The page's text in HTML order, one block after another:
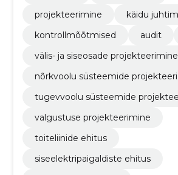
projekteerimine
käidu
kontrollmõõtmised
audit
välis- ja siseosade projekteerimine
nõrkvoolu süsteemide
tugevvoolu süsteemide
valgustuse projekteerimine
toiteliinide ehitus
siseelektripaigaldiste ehitus